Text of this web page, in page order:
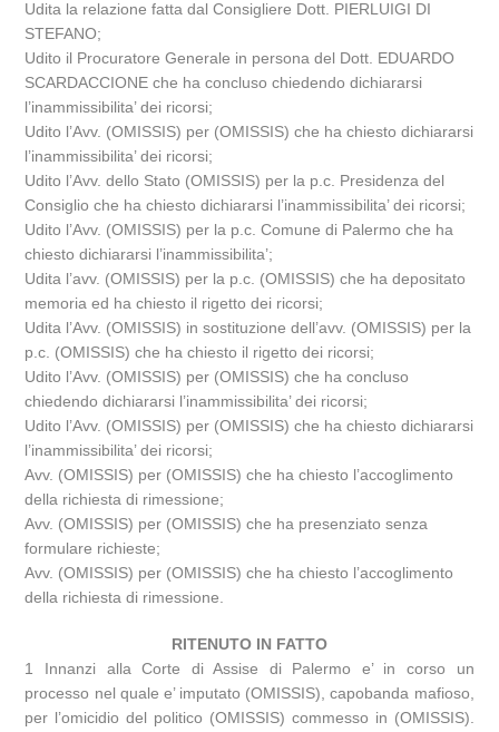
Udita la relazione fatta dal Consigliere Dott. PIERLUIGI DI
STEFANO;
Udito il Procuratore Generale in persona del Dott. EDUARDO
SCARDACCIONE che ha concluso chiedendo dichiararsi
l’inammissibilita’ dei ricorsi;
Udito l’Avv. (OMISSIS) per (OMISSIS) che ha chiesto dichiararsi
l’inammissibilita’ dei ricorsi;
Udito l’Avv. dello Stato (OMISSIS) per la p.c. Presidenza del
Consiglio che ha chiesto dichiararsi l’inammissibilita’ dei ricorsi;
Udito l’Avv. (OMISSIS) per la p.c. Comune di Palermo che ha
chiesto dichiararsi l’inammissibilita’;
Udita l’avv. (OMISSIS) per la p.c. (OMISSIS) che ha depositato
memoria ed ha chiesto il rigetto dei ricorsi;
Udita l’Avv. (OMISSIS) in sostituzione dell’avv. (OMISSIS) per la
p.c. (OMISSIS) che ha chiesto il rigetto dei ricorsi;
Udito l’Avv. (OMISSIS) per (OMISSIS) che ha concluso
chiedendo dichiararsi l’inammissibilita’ dei ricorsi;
Udito l’Avv. (OMISSIS) per (OMISSIS) che ha chiesto dichiararsi
l’inammissibilita’ dei ricorsi;
Avv. (OMISSIS) per (OMISSIS) che ha chiesto l’accoglimento
della richiesta di rimessione;
Avv. (OMISSIS) per (OMISSIS) che ha presenziato senza
formulare richieste;
Avv. (OMISSIS) per (OMISSIS) che ha chiesto l’accoglimento
della richiesta di rimessione.
RITENUTO IN FATTO
1 Innanzi alla Corte di Assise di Palermo e’ in corso un
processo nel quale e’ imputato (OMISSIS), capobanda mafioso,
per l’omicidio del politico (OMISSIS) commesso in (OMISSIS).